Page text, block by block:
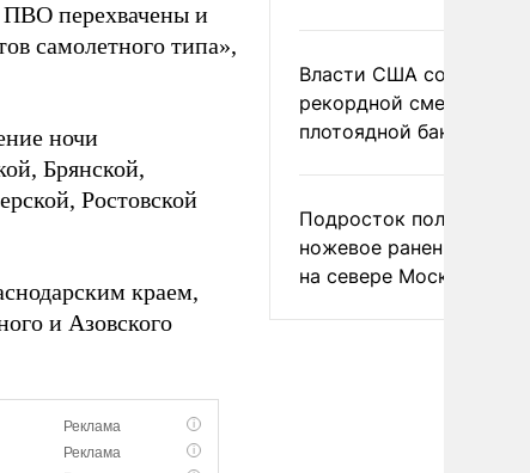
перехвачены и
самолетного типа»,
ночи
Брянской,
Ростовской
краем,
и Азовского
Власти США сообщили
рекордной смертности
плотоядной бактерии
Подросток получил
ножевое ранение в
на севере Москвы